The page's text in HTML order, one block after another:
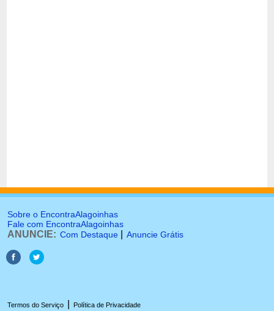
Sobre o EncontraAlagoinhas
Fale com EncontraAlagoinhas
ANUNCIE: Com Destaque Anuncie Grátis
Termos do Serviço Política de Privacidade